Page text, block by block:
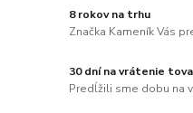
8 rokov na trhu
Značka Kameník Vás
30 dní na vrátenie
Predĺžili sme dobu na